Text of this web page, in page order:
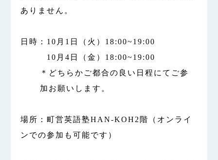
ありません。
日時：10月1日（火）18:00~19:00
10月4日（金）18:00~19:00
＊どちらかご都合の良い日程にてご参
加お願いします。
場所：町営英語塾HAN-KOH2階（オンライ
ンでの参加も可能です）